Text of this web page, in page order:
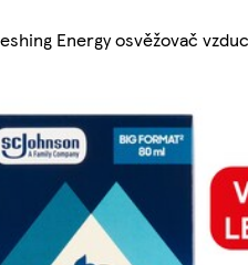
Energy osvěžovač